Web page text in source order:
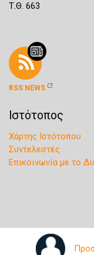
Τ.Θ. 663
RSS NEWS
Ιστότοπος
Χάρτης Ιστότοπου
Συντελεστές
Επικοινωνία με το